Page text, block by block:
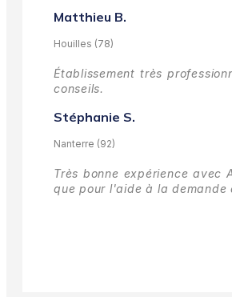
Matthieu B.
Houilles (78)
Établissement très
conseils.
Stéphanie S.
Nanterre (92)
Très bonne expérience
que pour l'aide à la demande